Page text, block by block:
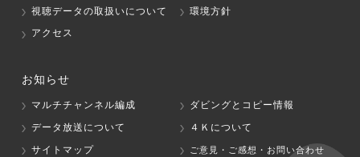
視聴データの取扱いについて
環境方針
アクセス
お知らせ
マルチチャンネル編成
ダビングとコピー情報
データ放送について
４Ｋについて
サイトマップ
ご意見・ご感想・お問い合わせ